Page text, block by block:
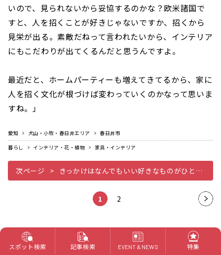
いので、見られないから妥協するのかな？欧米諸国で
すと、人を招くことが好きじゃないですか、招くから
見栄が出る。素敵だねって言われたいから、インテリア
にもこだわりが出てくるんだと思うんですよ。
最近だと、ホームパーティーも増えてきてるから、家に
人を招く文化が根づけば変わっていくのかなって思いま
すね。」
愛知 犬山・小牧・春日井エリア
春日井市
暮らし
インテリア・花・植物 家具・インテリア
次ページ きっかけはなんでもいい好きなものがひとつあるだけで楽しい
1 2
次の
ジ
スポット詳細
スポット検索 記事検索 EVENT & NEWS 特集